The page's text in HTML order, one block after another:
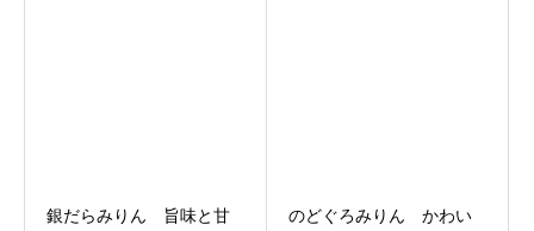
銀だらみりん 旨味と甘
のどぐろみりん かわい